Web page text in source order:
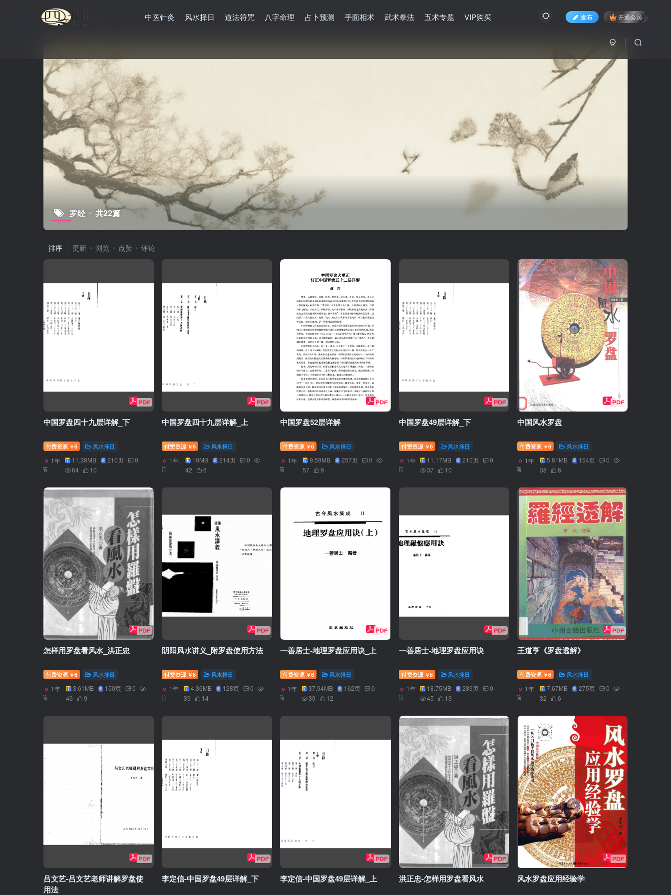
中医针灸 风水择日 道法符咒 八字命理 占卜预测 手面相术 武术拳法 五术专题 VIP购买 发布 开通会员
罗经 共22篇
排序 更新 浏览 点赞 评论
中国罗盘四十九层详解_下
付费资源 ￥6 风水择日
1年
前
11.38MB 210页
0
64
10
中国罗盘四十九层详解_上
付费资源 ￥6 风水择日
1年
前
10MB 214页
0
42
6
中国罗盘52层详解
付费资源 ￥6 风水择日
1年
前
9.59MB 257页
0
57
9
中国罗盘49层详解_下
付费资源 ￥6 风水择日
1年
前
11.17MB 210页
0
37
10
中国风水罗盘
付费资源 ￥6 风水择日
1年
前
5.81MB 154页
0
38
8
怎样用罗盘看风水_洪正忠
付费资源 ￥6 风水择日
1年
前
3.61MB 150页
0
46
9
阴阳风水讲义_附罗盘使用方法
付费资源 ￥6 风水择日
1年
前
4.36MB 128页
0
39
14
一善居士-地理罗盘应用诀_上
付费资源 ￥6 风水择日
1年
前
37.94MB 162页
0
39
12
一善居士-地理罗盘应用诀
付费资源 ￥6 风水择日
1年
前
18.75MB 289页
0
45
13
王道亨《罗盘透解》
付费资源 ￥6 风水择日
1年
前
7.67MB 275页
0
32
6
吕文艺-吕文艺老师讲解罗盘使
用法
李定信-中国罗盘49层详解_下 李定信-中国罗盘49层详解_上 洪正忠-怎样用罗盘看风水 风水罗盘应用经验学